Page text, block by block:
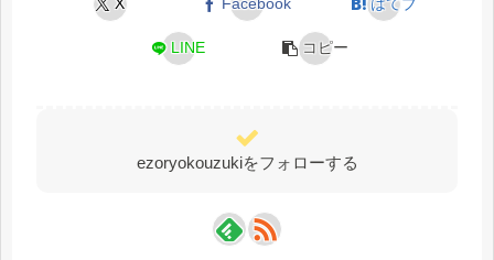
X Facebook はてブ
LINE コピー
ezoryokouzukiをフォローする